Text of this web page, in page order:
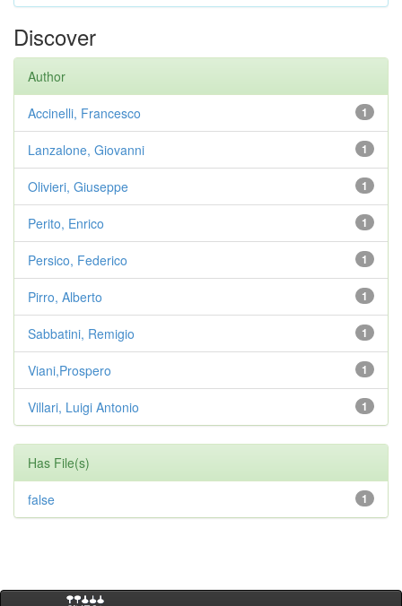
Discover
Author
1
Accinelli, Francesco
1
Lanzalone, Giovanni
1
Olivieri, Giuseppe
1
Perito, Enrico
1
Persico, Federico
1
Pirro, Alberto
1
Sabbatini, Remigio
1
Viani,Prospero
1
Villari, Luigi Antonio
Has File(s)
1
false